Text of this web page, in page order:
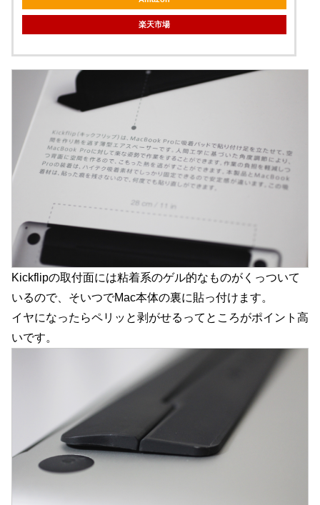
楽天市場
Kickflipの取付面には粘着系のゲル的なものがくっついて
いるので、そいつでMac本体の裏に貼っ付けます。
イヤになったらペリッと剥がせるってところがポイント高
いです。